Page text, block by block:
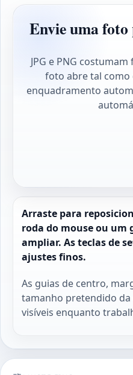
Envie uma
JPG e PNG
foto abre tal como
enquadramento
Arraste para
roda do mouse ou um
ampliar. As teclas de
ajustes finos.
As guias de centro,
tamanho pretendido da
visíveis enquanto